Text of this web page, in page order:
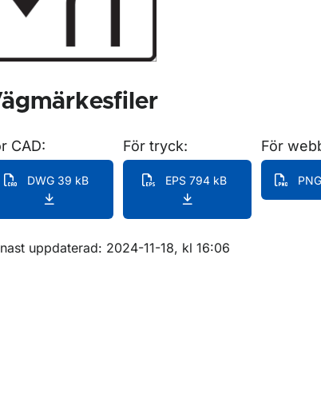
för Lokaliseringsmärken för vägvisning
CAD:
DWG 39 kB
För tryck:
EPS 794 kB
För
sidan
uppdaterad: 2024-11-18, kl 16:06